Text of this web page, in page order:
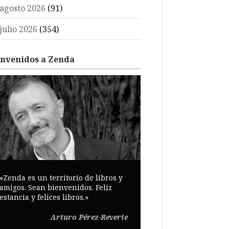
2026 (91)
2026 (354)
a Zenda
es un territorio de libros y
Sean bienvenidos. Feliz
y felices libros.»
Arturo Pérez-Reverte